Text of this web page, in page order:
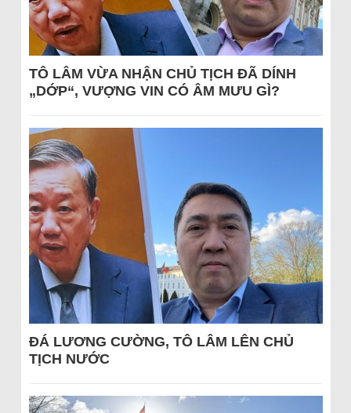
TÔ LÂM VỪA NHẬN CHỦ TỊCH ĐÃ DÍNH
„DỚP“, VƯỢNG VIN CÓ ÂM MƯU GÌ?
ĐÁ LƯƠNG CƯỜNG, TÔ LÂM LÊN CHỦ
TỊCH NƯỚC